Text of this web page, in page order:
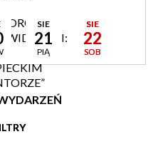
SIE
21
PIĄ
SIE
22
SOB